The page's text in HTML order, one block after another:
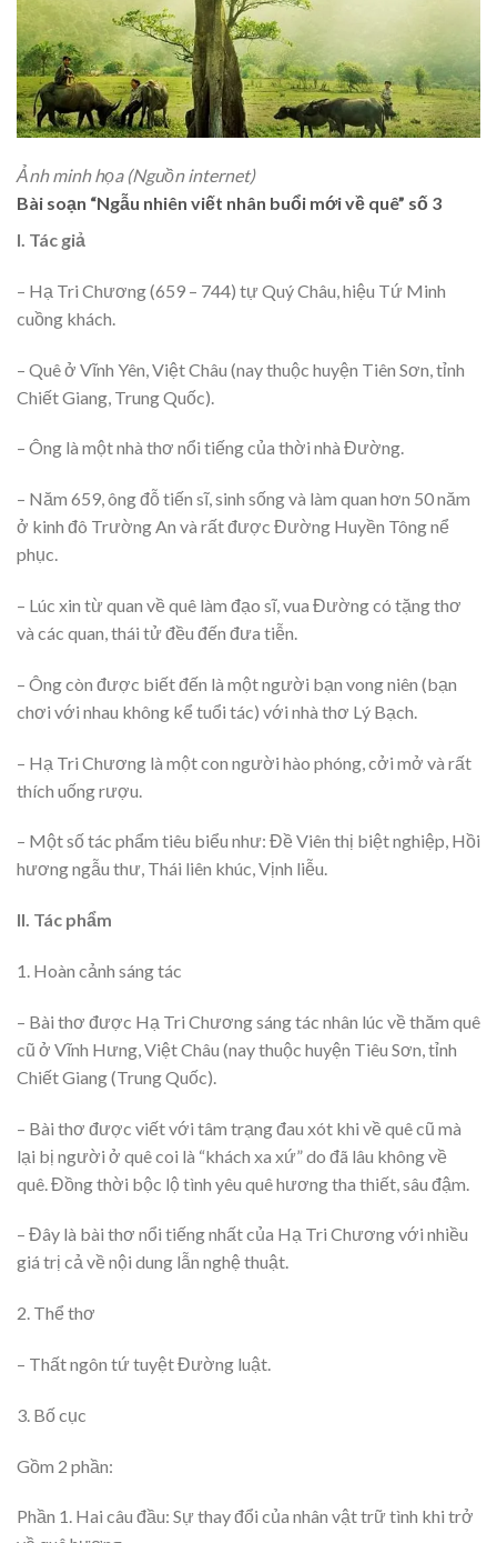
Ảnh minh họa (Nguồn internet)
Bài soạn “Ngẫu nhiên viết nhân buổi mới về quê” số 3
I. Tác giả
– Hạ Tri Chương (659 – 744) tự Quý Châu, hiệu Tứ Minh
cuồng khách.
– Quê ở Vĩnh Yên, Việt Châu (nay thuộc huyện Tiên Sơn, tỉnh
Chiết Giang, Trung Quốc).
– Ông là một nhà thơ nổi tiếng của thời nhà Đường.
– Năm 659, ông đỗ tiến sĩ, sinh sống và làm quan hơn 50 năm
ở kinh đô Trường An và rất được Đường Huyền Tông nể
phục.
– Lúc xin từ quan về quê làm đạo sĩ, vua Đường có tặng thơ
và các quan, thái tử đều đến đưa tiễn.
– Ông còn được biết đến là một người bạn vong niên (bạn
chơi với nhau không kể tuổi tác) với nhà thơ Lý Bạch.
– Hạ Tri Chương là một con người hào phóng, cởi mở và rất
thích uống rượu.
– Một số tác phẩm tiêu biểu như: Đề Viên thị biệt nghiệp, Hồi
hương ngẫu thư, Thái liên khúc, Vịnh liễu.
II. Tác phẩm
1. Hoàn cảnh sáng tác
– Bài thơ được Hạ Tri Chương sáng tác nhân lúc về thăm quê
cũ ở Vĩnh Hưng, Việt Châu (nay thuộc huyện Tiêu Sơn, tỉnh
Chiết Giang (Trung Quốc).
– Bài thơ được viết với tâm trạng đau xót khi về quê cũ mà
lại bị người ở quê coi là “khách xa xứ” do đã lâu không về
quê. Đồng thời bộc lộ tình yêu quê hương tha thiết, sâu đậm.
– Đây là bài thơ nổi tiếng nhất của Hạ Tri Chương với nhiều
giá trị cả về nội dung lẫn nghệ thuật.
2. Thể thơ
– Thất ngôn tứ tuyệt Đường luật.
3. Bố cục
Gồm 2 phần:
Phần 1. Hai câu đầu: Sự thay đổi của nhân vật trữ tình khi trở